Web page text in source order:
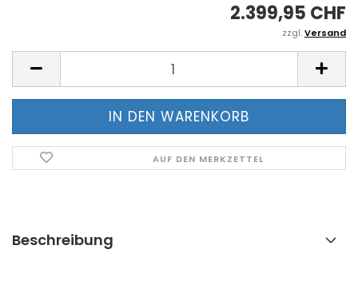
2.399,95 CHF
zzgl.Versand
AUF DEN MERKZETTEL
Beschreibung